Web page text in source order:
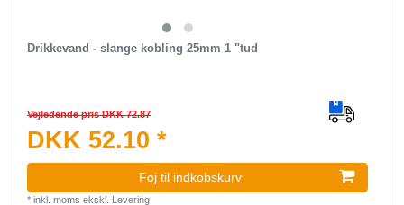
Drikkevand - slange kobling 25mm 1 "tud
Vejledende pris DKK 72.87
DKK 52.10 *
Foj til indkobskurv
* inkl. moms ekskl. Levering